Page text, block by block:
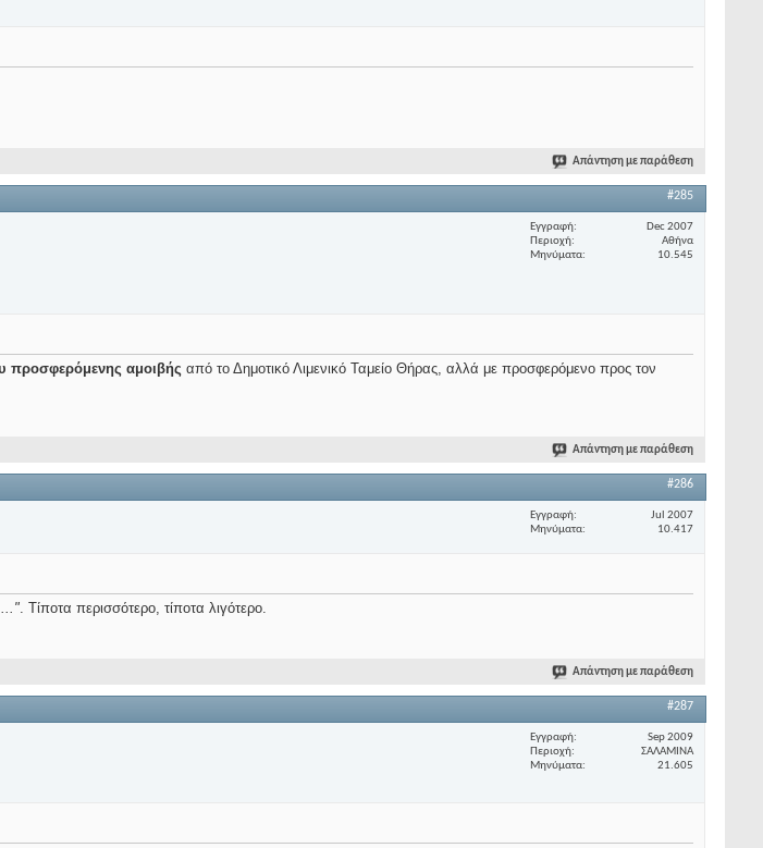
Απάντηση με παράθεση
#285
Εγγραφή
Dec 2007
Περιοχή
Αθήνα
Μηνύματα
10.545
προσφερόμενης αμοιβής από το Δημοτικό Λιμενικό Ταμείο Θήρας, αλλά με προσφερόμενο προς τον
Απάντηση με παράθεση
#286
Εγγραφή
Jul 2007
Μηνύματα
10.417
. Τίποτα περισσότερο, τίποτα λιγότερο.
Απάντηση με παράθεση
#287
Εγγραφή
Sep 2009
Περιοχή
ΣΑΛΑΜΙΝΑ
Μηνύματα
21.605